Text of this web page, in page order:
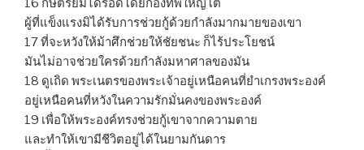
16 กษัตริย์มิได้รอดโดยกองทัพใหญ่โต
ผู้ที่แข็งแรงมิได้รับการช่วยกู้ด้วยกำลังมากมายของเขา
17 ที่จะหวังให้ม้าศึกช่วยให้ชัยชนะ ก็ไร้ประโยชน์
มันไม่อาจช่วยใครด้วยกำลังมหาศาลของมัน
18 ดูเถิด พระเนตรของพระเจ้าอยู่เหนือคนที่ยำเกรงพระองค์
อยู่เหนือคนที่หวังในความรักมั่นคงของพระองค์
19 เพื่อให้พระองค์ทรงช่วยกู้เขาจากความตาย
และทำให้เขามีชีวิตอยู่ได้ในยามกันดาร